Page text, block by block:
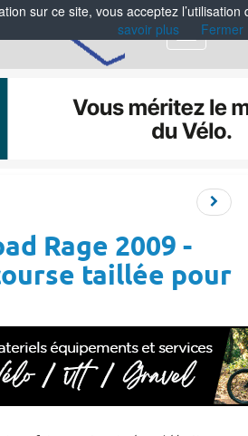
Menu
Rage 2009 -
taillée pour
sur ce site, vous acceptez
savoir plus
Fermer